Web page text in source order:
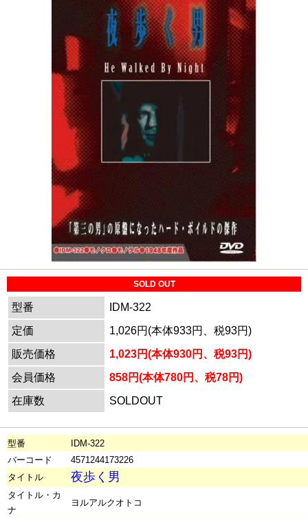
SOLD OUT
型番
IDM-322
定価
1,026円(本体933円、税93円)
販売価格
1,023円(本体930円、税93円)
会員価格
858円(本体780円、税78円)
在庫数
SOLDOUT
型番
IDM-322
バーコード
4571244173226
タイトル
夜歩く男
タイトル・カ
ナ
ヨルアルクオトコ